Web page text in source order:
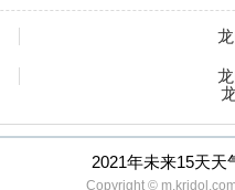
2021年未来15天
Copyright ©